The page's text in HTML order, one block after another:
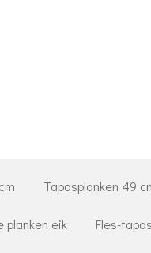
Tapasplanken 49
planken eik Fles-